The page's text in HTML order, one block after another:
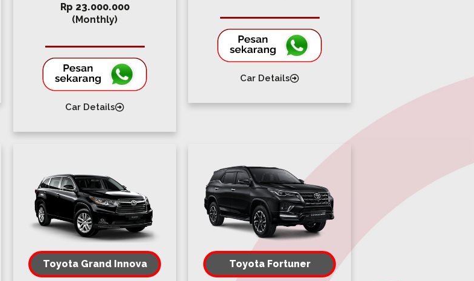
Rp 23.000.000
(Monthly)
Car Details
Car Details
Toyota Grand Innova Toyota Fortuner